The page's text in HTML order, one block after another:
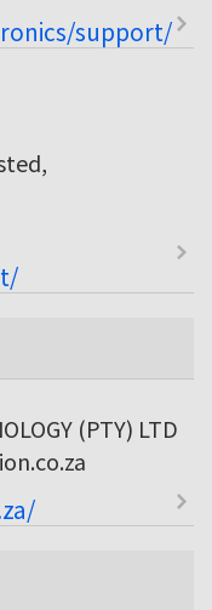
support/
(PTY) LTD